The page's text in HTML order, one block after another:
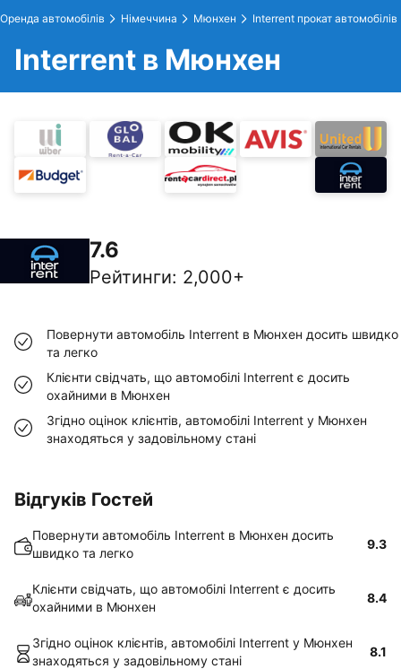
Оренда автомобілів Німеччина Мюнхен Interrent прокат автомобілів
Interrent в Мюнхен
7.6
Рейтинги: 2,000+
Повернути автомобіль Interrent в Мюнхен досить швидко
та легко
Клієнти свідчать, що автомобілі Interrent є досить
охайними в Мюнхен
Згідно оцінок клієнтів, автомобілі Interrent у Мюнхен
знаходяться у задовільному стані
Відгуків Гостей
Повернути автомобіль Interrent в Мюнхен досить
швидко та легко
9.3
Клієнти свідчать, що автомобілі Interrent є досить
охайними в Мюнхен
8.4
Згідно оцінок клієнтів, автомобілі Interrent у Мюнхен
знаходяться у задовільному стані
8.1